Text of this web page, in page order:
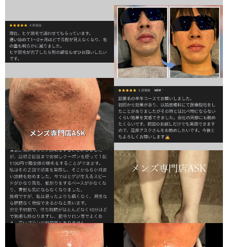
店舗情報
サイトのご利用について
ギャラリー
未成年者同意書
ご予約・お問い合わせ